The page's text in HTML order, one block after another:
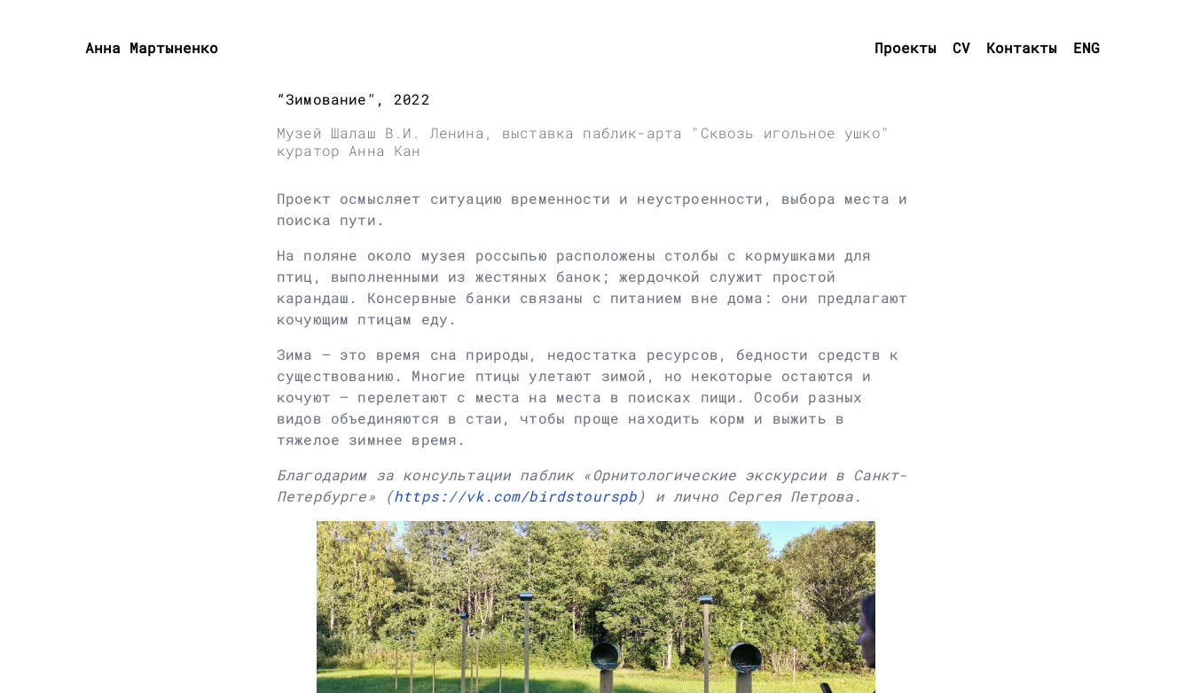
Анна Мартыненко Проекты CV Контакты ENG
“Зимование", 2022
Музей Шалаш В.И. Ленина, выставка паблик-арта "Сквозь игольное ушко"
куратор Анна Кан
Проект осмысляет ситуацию временности и неустроенности, выбора места и
поиска пути.
На поляне около музея россыпью расположены столбы с кормушками для
птиц, выполненными из жестяных банок; жердочкой служит простой
карандаш. Консервные банки связаны с питанием вне дома: они предлагают
кочующим птицам еду.
Зима – это время сна природы, недостатка ресурсов, бедности средств к
существованию. Многие птицы улетают зимой, но некоторые остаются и
кочуют – перелетают с места на места в поисках пищи. Особи разных
видов объединяются в стаи, чтобы проще находить корм и выжить в
тяжелое зимнее время.
Благодарим за консультации паблик «Орнитологические экскурсии в Санкт-
Петербурге» (https://vk.com/birdstourspb ) и лично Сергея Петрова.